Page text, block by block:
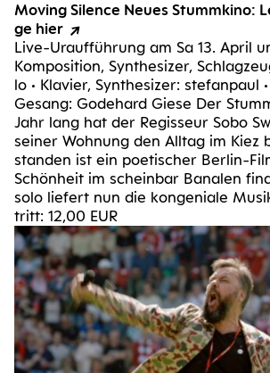
Moving Silence Neu­es Stumm­ki­no:
ge hier
Live-Urauf­­füh­­rung am Sa 13. April
Kom­po­si­ti­on, Syn­the­si­zer,
lo • Kla­vier, Syn­the­si­zer: ste­f­an­paul
Gesang: Gode­hard Gie­se Der
Jahr lang hat der Regis­seur Sobo
sei­ner Woh­nung den All­tag im Kiez
stan­den ist ein poe­ti­scher Ber­­lin-
Schön­heit im schein­bar Bana­len
so­lo lie­fert nun die kon­ge­nia­le
tritt: 12,00 EUR